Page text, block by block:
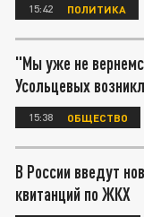
15:42 ПОЛИТИКА
"Мы уже не
Усольцевых
15:38 ОБЩЕСТВО
В России введут
квитанций по ЖКХ